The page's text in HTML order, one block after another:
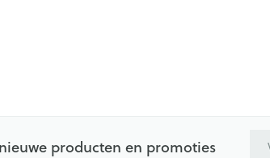
producten en promoties